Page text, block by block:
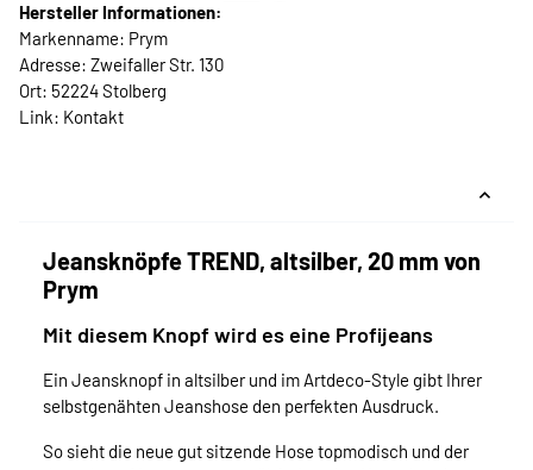
Hersteller Informationen:
Markenname: Prym
Adresse: Zweifaller Str. 130
Ort: 52224 Stolberg
Link: Kontakt
Jeansknöpfe TREND, altsilber, 20 mm von
Prym
Mit diesem Knopf wird es eine Profijeans
Ein Jeansknopf in altsilber und im Artdeco-Style gibt Ihrer
selbstgenähten Jeanshose den perfekten Ausdruck.
So sieht die neue gut sitzende Hose topmodisch und der